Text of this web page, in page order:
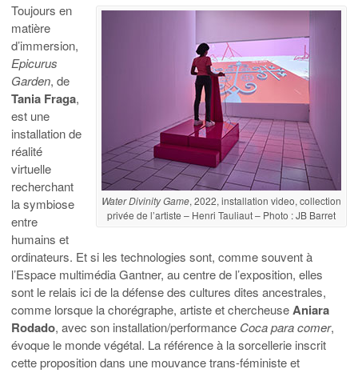
Water Divinity Game, 2022, installation video, collection
privée de l’artiste – Henri Tauliaut – Photo : JB Barret
Toujours en
matière
d’immersion,
Epicurus
Garden, de
Tania Fraga,
est une
installation de
réalité
virtuelle
recherchant
la symbiose
entre
humains et
ordinateurs. Et si les technologies sont, comme souvent à
l’Espace multimédia Gantner, au centre de l’exposition, elles
sont le relais ici de la défense des cultures dites ancestrales,
comme lorsque la chorégraphe, artiste et chercheuseAniara
Rodado, avec son installation/performance Coca para comer,
évoque le monde végétal. La référence à la sorcellerie inscrit
cette proposition dans une mouvance trans-féministe et